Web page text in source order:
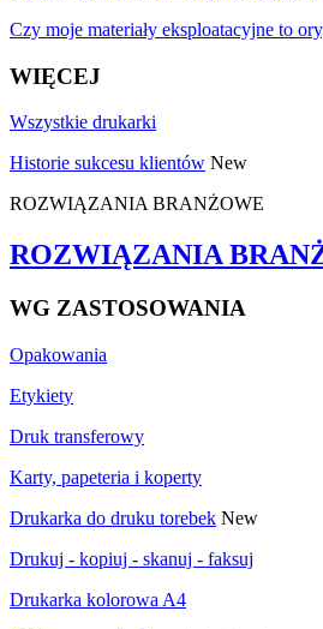
Czy moje materiały eksploatacyjne to
WIĘCEJ
Wszystkie drukarki
Historie sukcesu klientów New
ROZWIĄZANIA BRANŻOWE
ROZWIĄZANIA
WG ZASTOSOWANIA
Opakowania
Etykiety
Druk transferowy
Karty, papeteria i koperty
Drukarka do druku torebek New
Drukuj - kopiuj - skanuj - faksuj
Drukarka kolorowa A4